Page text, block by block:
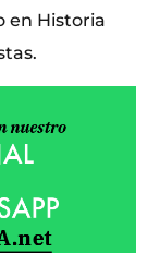
en Historia